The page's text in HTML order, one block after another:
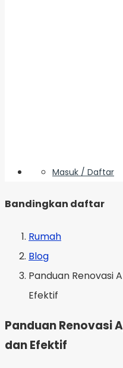
Masuk / Daftar
Bandingkan daftar
Rumah
Blog
Panduan Renovasi
Efektif
Panduan Renovasi
dan Efektif